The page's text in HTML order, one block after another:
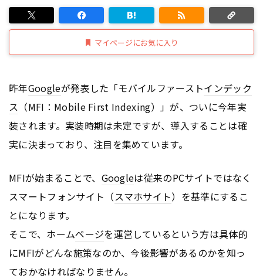
マイページにお気に入り
昨年Googleが発表した「モバイルファーストインデック
ス （MFI：Mobile First Indexing）」が、ついに今年実
装されます。実装時期は未定ですが、導入することは確
実に決まっており、注目を集めています。
MFIが始まることで、 Googleは従来のPCサイトではなく
スマートフォンサイト（スマホサイト）を基準にするこ
とになります。
そこで、ホームページを運営しているという方は具体的
にMFIがどんな施策なのか、今後影響があるのかを知っ
ておかなければなりません。